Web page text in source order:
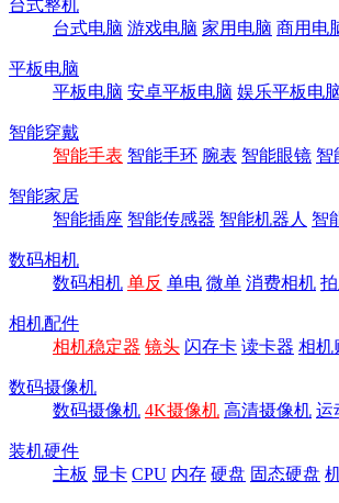
台式整机
台式电脑 游戏电脑 家用电脑 商用电
平板电脑
平板电脑 安卓平板电脑 娱乐平板电
智能穿戴
智能手表 智能手环 腕表 智能眼镜 智
智能家居
智能插座 智能传感器 智能机器人 智
数码相机
数码相机 单反 单电 微单 消费相机
相机配件
相机稳定器 镜头 闪存卡 读卡器 相机
数码摄像机
数码摄像机 4K摄像机 高清摄像机 运
装机硬件
主板 显卡 CPU 内存 硬盘 固态硬盘